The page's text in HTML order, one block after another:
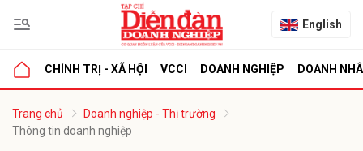
English
CHÍNH TRỊ - XÃ HỘI VCCI DOANH NGHIỆP DOANH
Trang chủ
Doanh nghiệp - Thị trường
Thông tin doanh nghiệp
luận